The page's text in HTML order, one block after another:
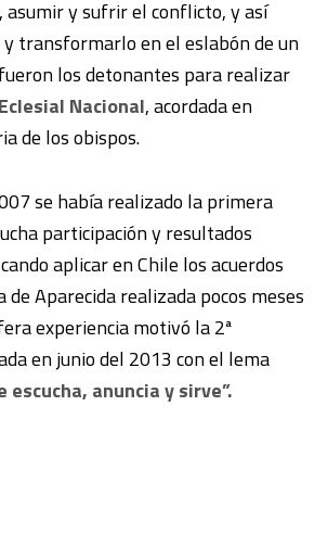
y sufrir el conflicto, y así
transformarlo en el eslabón de un
los detonantes para realizar
Nacional, acordada en
de los obispos.
se había realizado la primera
participación y resultados
aplicar en Chile los acuerdos
de Aparecida realizada pocos meses
experiencia motivó la 2ª
en junio del 2013 con el lema
escucha, anuncia y sirve”.